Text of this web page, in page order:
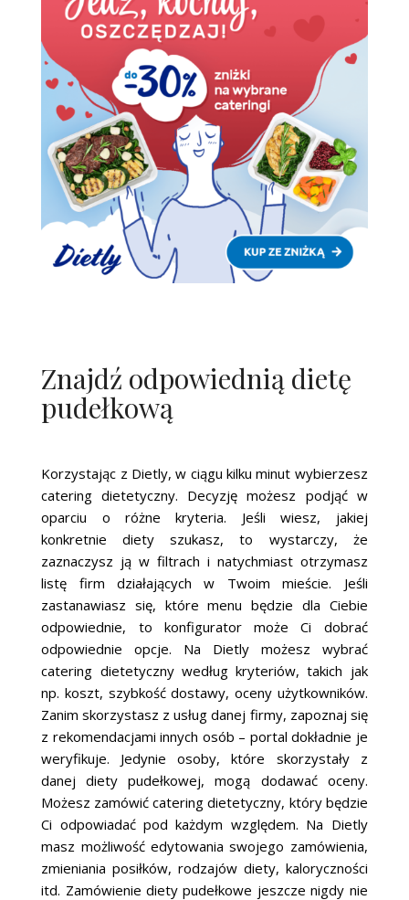
Znajdź odpowiednią dietę
pudełkową
Korzystając z Dietly, w ciągu kilku minut wybierzesz
catering dietetyczny. Decyzję możesz podjąć w
oparciu o różne kryteria. Jeśli wiesz, jakiej
konkretnie diety szukasz, to wystarczy, że
zaznaczysz ją w filtrach i natychmiast otrzymasz
listę firm działających w Twoim mieście. Jeśli
zastanawiasz się, które menu będzie dla Ciebie
odpowiednie, to konfigurator może Ci dobrać
odpowiednie opcje. Na Dietly możesz wybrać
catering dietetyczny według kryteriów, takich jak
np. koszt, szybkość dostawy, oceny użytkowników.
Zanim skorzystasz z usług danej firmy, zapoznaj się
z rekomendacjami innych osób – portal dokładnie je
weryfikuje. Jedynie osoby, które skorzystały z
danej diety pudełkowej, mogą dodawać oceny.
Możesz zamówić catering dietetyczny, który będzie
Ci odpowiadać pod każdym względem. Na Dietly
masz możliwość edytowania swojego zamówienia,
zmieniania posiłków, rodzajów diety, kaloryczności
itd. Zamówienie diety pudełkowe jeszcze nigdy nie